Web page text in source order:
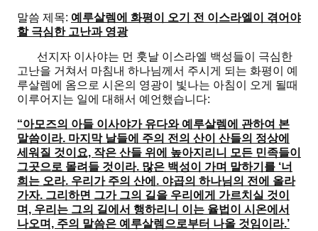
말씀 제목: 예루살렘에 화평이 오기 전 이스라엘이 겪어야
할 극심한 고난과 영광
선지자 이사야는 먼 훗날 이스라엘 백성들이 극심한
고난을 거쳐서 마침내 하나님께서 주시게 되는 화평이 예
루살렘에 옴으로 시온의 영광이 빛나는 아침이 오게 될때
이루어지는 일에 대해서 예언했습니다:
“아모즈의 아들 이사야가 유다와 예루살렘에 관하여 본
말씀이라. 마지막 날들에 주의 전의 산이 산들의 정상에
세워질 것이요, 작은 산들 위에 높아지리니 모든 민족들이
그곳으로 몰려들 것이라. 많은 백성이 가며 말하기를 ‘너
희는 오라. 우리가 주의 산에. 야곱의 하나님의 전에 올라
가자. 그리하면 그가 그의 길을 우리에게 가르치실 것이
며, 우리는 그의 길에서 행하리니 이는 율법이 시온에서
나오며, 주의 말씀은 예루살렘으로부터 나올 것임이라.’